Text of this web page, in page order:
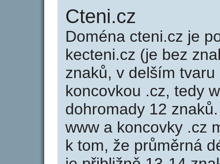
Cteni.cz
Doména cteni.cz je
kecteni.cz (je bez
znaků, v delším
koncovkou .cz, tedy
dohromady 12
www a koncovky .cz
k tom, že průměrná